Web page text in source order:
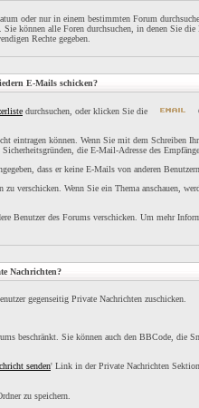
oder nur in einem bestimmten Forum
können alle Foren durchsuchen, in denen Sie die
Rechte gegeben.
E-Mails schicken?
durchsuchen, oder klicken Sie die
eintragen können. Wenn Sie mit dem Schreiben
die E-Mail-Adresse des
dass er keine E-Mails von anderen
verschicken. Wenn Sie ein Thema anschauen,
Benutzer des Forums verschicken. Um mehr
Nachrichten?
gegenseitig Private Nachrichten zuschicken.
beschränkt. Sie können auch den BBCode, die
senden' Link in der Private Nachrichten
zu speichern.